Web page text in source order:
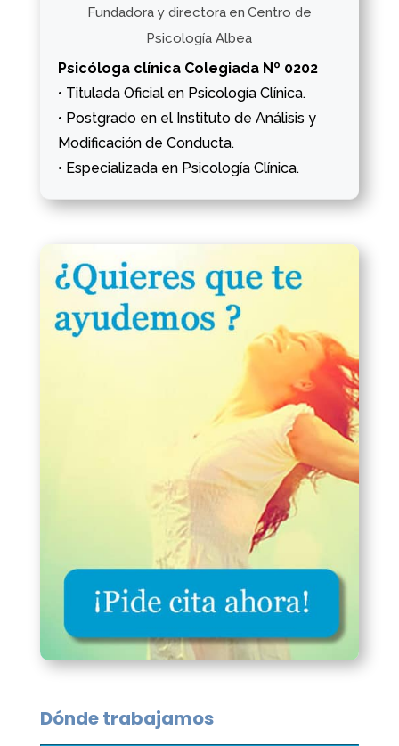
Fundadora y directora en Centro de
Psicología Albea
Psicóloga clínica Colegiada Nº 0202
• Titulada Oficial en Psicología Clínica.
• Postgrado en el Instituto de Análisis y
Modificación de Conducta.
• Especializada en Psicología Clínica.
Dónde trabajamos